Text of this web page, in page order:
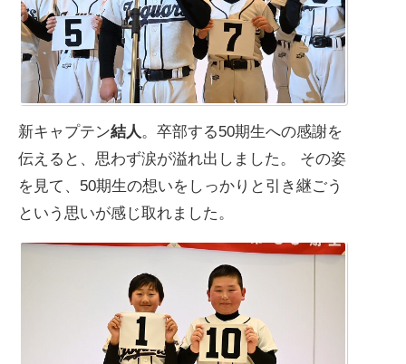
新キャプテン結人 。卒部する50期生への感謝を
伝えると、思わず涙が溢れ出しました。 その姿
を見て、50期生の想いをしっかりと引き継ごう
という思いが感じ取れました。